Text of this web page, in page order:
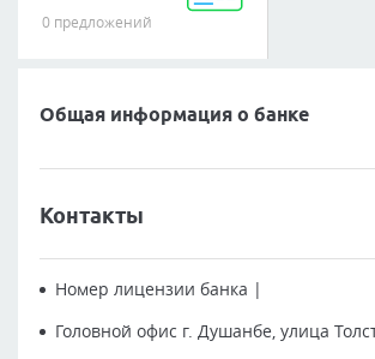
0 предложений
Общая информация о банке
Контакты
Номер лицензии банка |
Головной офис г. Душанбе, улица